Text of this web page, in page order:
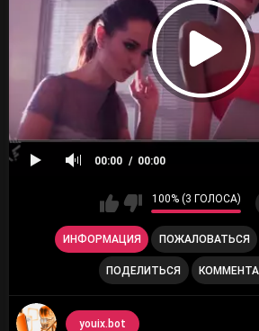
00:00 00:00
100% (3 ГОЛОСА)
ИНФОРМАЦИЯ ПОЖАЛОВАТЬСЯ
ПОДЕЛИТЬСЯ
youix.bot